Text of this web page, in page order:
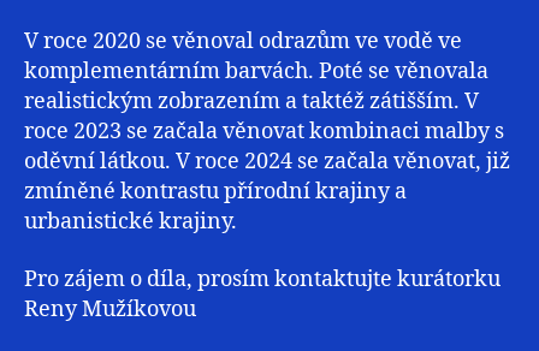
V roce 2020 se věnoval odrazům ve vodě ve
komplementárním barvách. Poté se věnovala
realistickým zobrazením a taktéž zátišším. V
roce 2023 se začala věnovat kombinaci malby s
oděvní látkou. V roce 2024 se začala věnovat, již
zmíněné kontrastu přírodní krajiny a
urbanistické krajiny.
Pro zájem o díla, prosím kontaktujte kurátorku
Reny Mužíkovou